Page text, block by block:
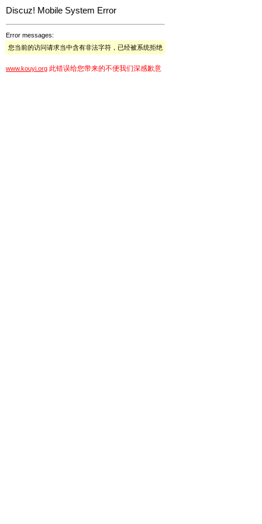
Discuz! Mobile System Error
Error messages:
您当前的访问请求当中含有非法字符，已经被系统拒绝
www.kouyi.org 此错误给您带来的不便我们深感歉意